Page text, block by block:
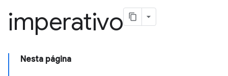
imperativo
Nesta página